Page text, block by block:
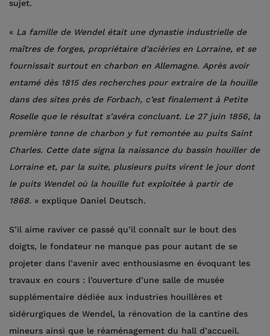
sujet.
« La famille de Wendel était une dynastie industrielle de
maîtres de forges, propriétaire d'aciéries en Lorraine, et se
fournissait surtout en charbon en Allemagne. Après avoir
entamé dès 1815 des recherches pour extraire de la houille
dans des sites près de Forbach, c’est finalement à Petite
Roselle que le résultat s’avéra concluant. Le 27 juin 1856, la
première tonne de charbon y fut remontée au puits Saint
Charles. Cette date signa la naissance du bassin houiller de
Lorraine et, par la suite, plusieurs puits virent le jour dont
le puits Wendel où la houille fut exploitée à partir de
1868. » explique Daniel Deutsch.
S’il aime raviver ce passé qu’il connaît sur le bout des
doigts, le fondateur ne manque pas pour autant de se
projeter dans l’avenir avec enthousiasme en évoquant les
travaux en cours : l’ouverture d’une salle de musée
supplémentaire dédiée aux industries houillères et
sidérurgiques de Wendel, la rénovation de la cantine des
mineurs ainsi que le réaménagement du hall d’accueil.